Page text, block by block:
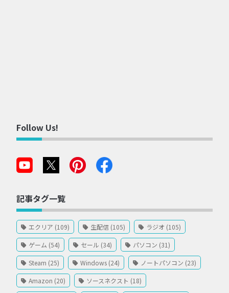
Follow Us!
記事タグ一覧
エクリア (109) 生配信 (105) ラジオ (105)
ゲーム (54) セール (34) パソコン (31)
Steam (25) Windows (24) ノートパソコン (23)
Amazon (20) ソースネクスト (18)